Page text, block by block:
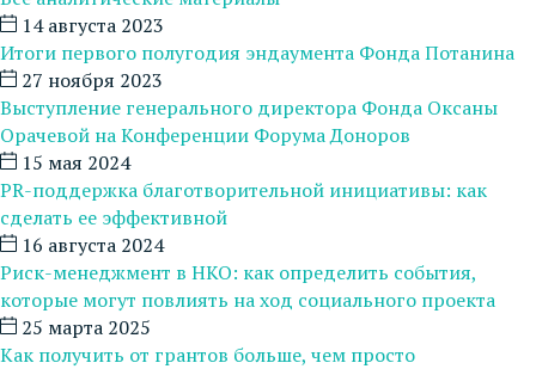
14 августа 2023
Итоги первого полугодия эндаумента Фонда Потанина
27 ноября 2023
Выступление генерального директора Фонда Оксаны
Орачевой на Конференции Форума Доноров
15 мая 2024
PR-поддержка благотворительной инициативы: как
сделать ее эффективной
16 августа 2024
Риск-менеджмент в НКО: как определить события,
которые могут повлиять на ход социального проекта
25 марта 2025
Как получить от грантов больше, чем просто